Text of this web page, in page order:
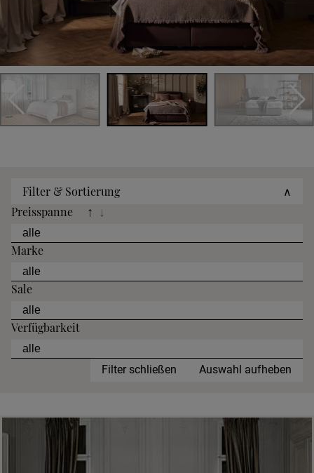
Filter & Sortierung
∧
Preisspanne
↑ ↓
Marke
Sale
Verfügbarkeit
Filter schließen Auswahl aufheben